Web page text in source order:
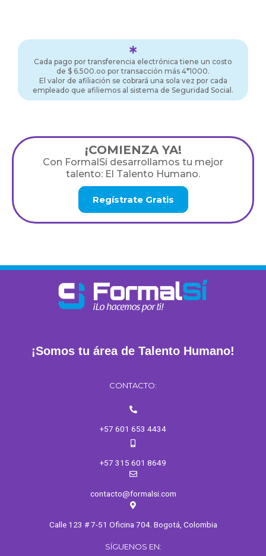
Cada pago por transferencia electrónica tiene un costo
de $ 6.500.oo por transacción más 4*1000.
El valor de afiliación se cobrará una sola vez por cada
empleado que afiliemos al sistema de Seguridad Social.
¡COMIENZA YA!
Con FormalSí desarrollamos tu mejor
talento: El Talento Humano.
Regístrate Gratis
¡Somos tu área de Talento Humano!
CONTACTO:
+57 601 653 4434
+57 315 601 8649
contacto@formalsi.com
Calle 123 # 7-51 Oficina 704. Bogotá, Colombia
SÍGUENOS EN: